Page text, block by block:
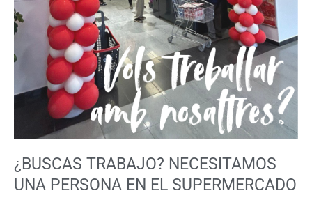
¿BUSCAS TRABAJO? NECESITAMOS
UNA PERSONA EN EL SUPERMERCADO